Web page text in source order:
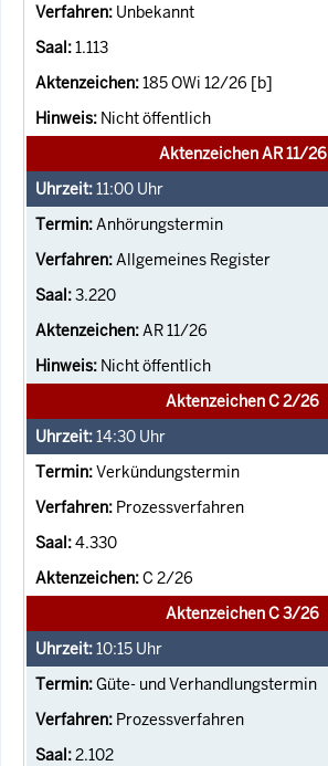
Unbekannt
1.113
185 OWi 12/26 [b]
Nicht öffentlich
Aktenzeichen AR 11/26
11:00 Uhr
Anhörungstermin
Allgemeines Register
3.220
AR 11/26
Nicht öffentlich
Aktenzeichen C 2/26
14:30 Uhr
Verkündungstermin
Prozessverfahren
4.330
C 2/26
Aktenzeichen C 3/26
10:15 Uhr
Güte- und Verhandlungstermin
Prozessverfahren
2.102